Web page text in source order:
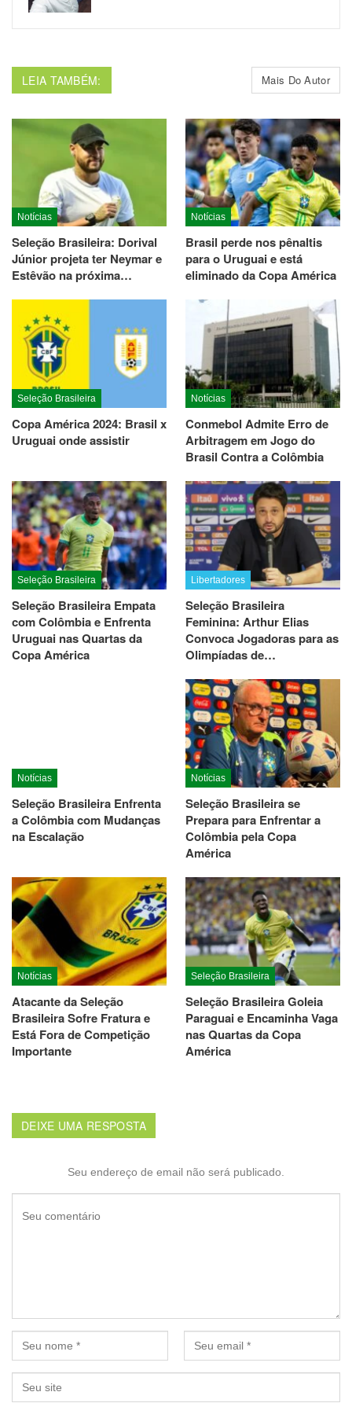
LEIA TAMBÉM: Mais Do Autor
Notícias
Seleção Brasileira: Dorival
Júnior projeta ter Neymar e
Estêvão na próxima…
Notícias
Brasil perde nos pênaltis
para o Uruguai e está
eliminado da Copa América
Seleção Brasileira
Copa América 2024: Brasil x
Uruguai onde assistir
Notícias
Conmebol Admite Erro de
Arbitragem em Jogo do
Brasil Contra a Colômbia
Seleção Brasileira
Seleção Brasileira Empata
com Colômbia e Enfrenta
Uruguai nas Quartas da
Copa América
Libertadores
Seleção Brasileira
Feminina: Arthur Elias
Convoca Jogadoras para as
Olimpíadas de…
Notícias
Seleção Brasileira Enfrenta
a Colômbia com Mudanças
na Escalação
Notícias
Seleção Brasileira se
Prepara para Enfrentar a
Colômbia pela Copa
América
Notícias
Atacante da Seleção
Brasileira Sofre Fratura e
Está Fora de Competição
Importante
Seleção Brasileira
Seleção Brasileira Goleia
Paraguai e Encaminha Vaga
nas Quartas da Copa
América
DEIXE UMA RESPOSTA
Seu endereço de email não será publicado.